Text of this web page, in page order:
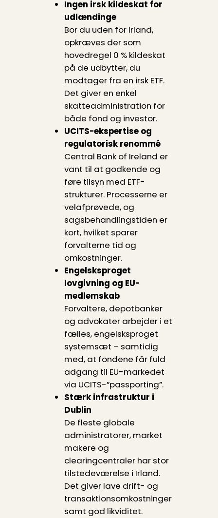
Ingen irsk kildeskat for
udlændinge
Bor du uden for Irland,
opkræves der som
hovedregel 0 % kildeskat
på de udbytter, du
modtager fra en irsk ETF.
Det giver en enkel
skatteadministration for
både fond og investor.
UCITS-ekspertise og
regulatorisk renommé
Central Bank of Ireland er
vant til at godkende og
føre tilsyn med ETF-
strukturer. Processerne er
velafprøvede, og
sagsbehandlingstiden er
kort, hvilket sparer
forvalterne tid og
omkostninger.
Engelsksproget
lovgivning og EU-
medlemskab
Forvaltere, depotbanker
og advokater arbejder i et
fælles, engelsksproget
systemsæt – samtidig
med, at fondene får fuld
adgang til EU-markedet
via UCITS-”passporting”.
Stærk infrastruktur i
Dublin
De fleste globale
administratorer, market
makere og
clearingcentraler har stor
tilstedeværelse i Irland.
Det giver lave drift- og
transaktionsomkostninger
samt god likviditet.